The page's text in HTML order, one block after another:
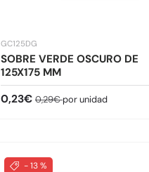
GC125DG
SOBRE VERDE OSCURO DE
125X175 MM
Precio de venta
0,23€ Precio normal
0,29€por unidad
- 13 %